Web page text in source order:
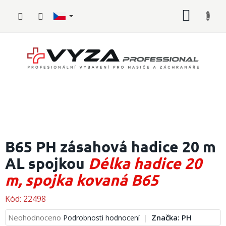
Požární
sport
Zdravotnické
vybavení
Oblečení,
B65 PH zásahová hadice 20 m
AL spojkou Délka hadice 20
m, spojka kovaná B65
Kód: 22498
Průměrné
Neohodnoceno Podrobnosti hodnocení Značka: PH